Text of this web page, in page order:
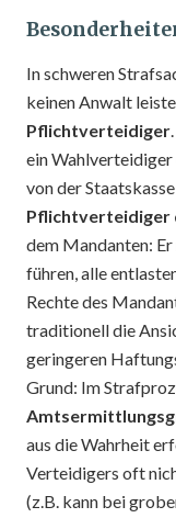
In schweren
keinen Anwalt
Pflichtverteidiger
ein
von der
Pflichtverteidiger
dem Mandanten:
führen, alle
Rechte des
traditionell die
geringeren
Grund: Im
aus die Wahrheit
Verteidigers oft
(z.B. kann bei